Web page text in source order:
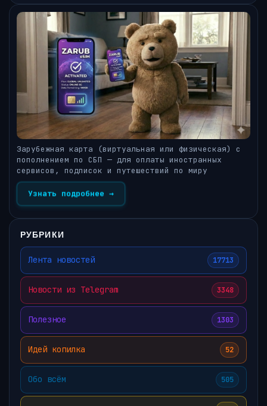
Зарубежная карта (виртуальная или физическая) с
пополнением по СБП — для оплаты иностранных
сервисов, подписок и путешествий по миру
Узнать подробнее →
РУБРИКИ
Лента новостей 17713
Новости из Telegram 3348
Полезное 1303
Идей копилка 52
Обо всём 505